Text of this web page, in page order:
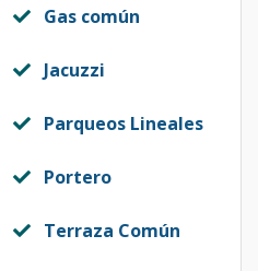
Gas común
Jacuzzi
Parqueos Lineales
Portero
Terraza Común